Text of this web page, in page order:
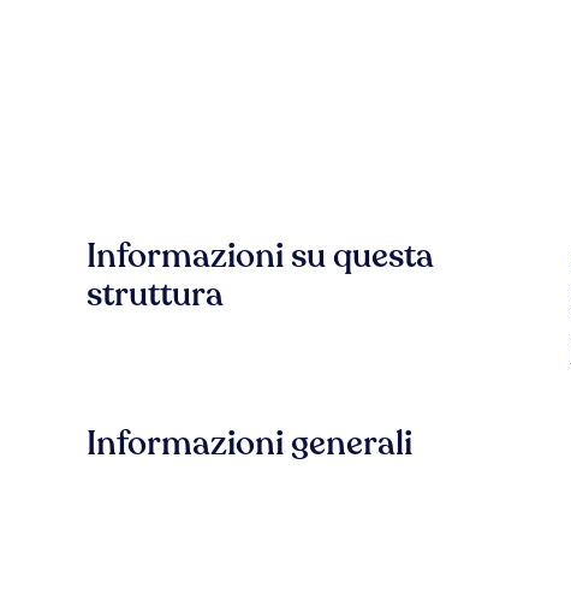
Informazioni su questa
struttura
Informazioni generali